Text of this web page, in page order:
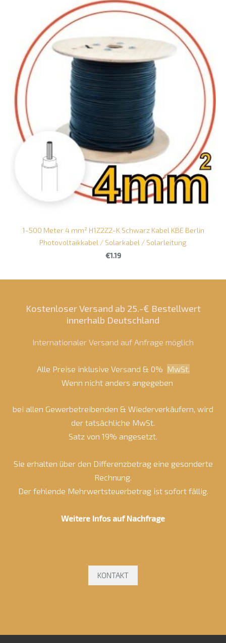
Kostenloser Versand ab 25.-€ Bestellwert
innerhalb Deutschland
Internationaler Versand auf Anfrage möglich
Alle Preise inklusive Versand & 0% MwSt.
Wenn nicht anders angegeben
bei allen Gewerbetreibenden & Wiederverkäufern, wird
der tatsächliche MwSt.
Satz von 19% angesetzt.
Sie erhalten über den Differenzbetrag eine gesonderte
Rechnung.
Der fehlende Mehrwertsteuerbetrag ist sofort fällig.
Weitere Infos auf Nachfrage
KONTAKT
1-500 Meter 4 mm² H1Z2Z2-K Schwarz Kabel KBE Berlin
Photovoltaikkabel / Solarkabel / Solarleitung
€1.19